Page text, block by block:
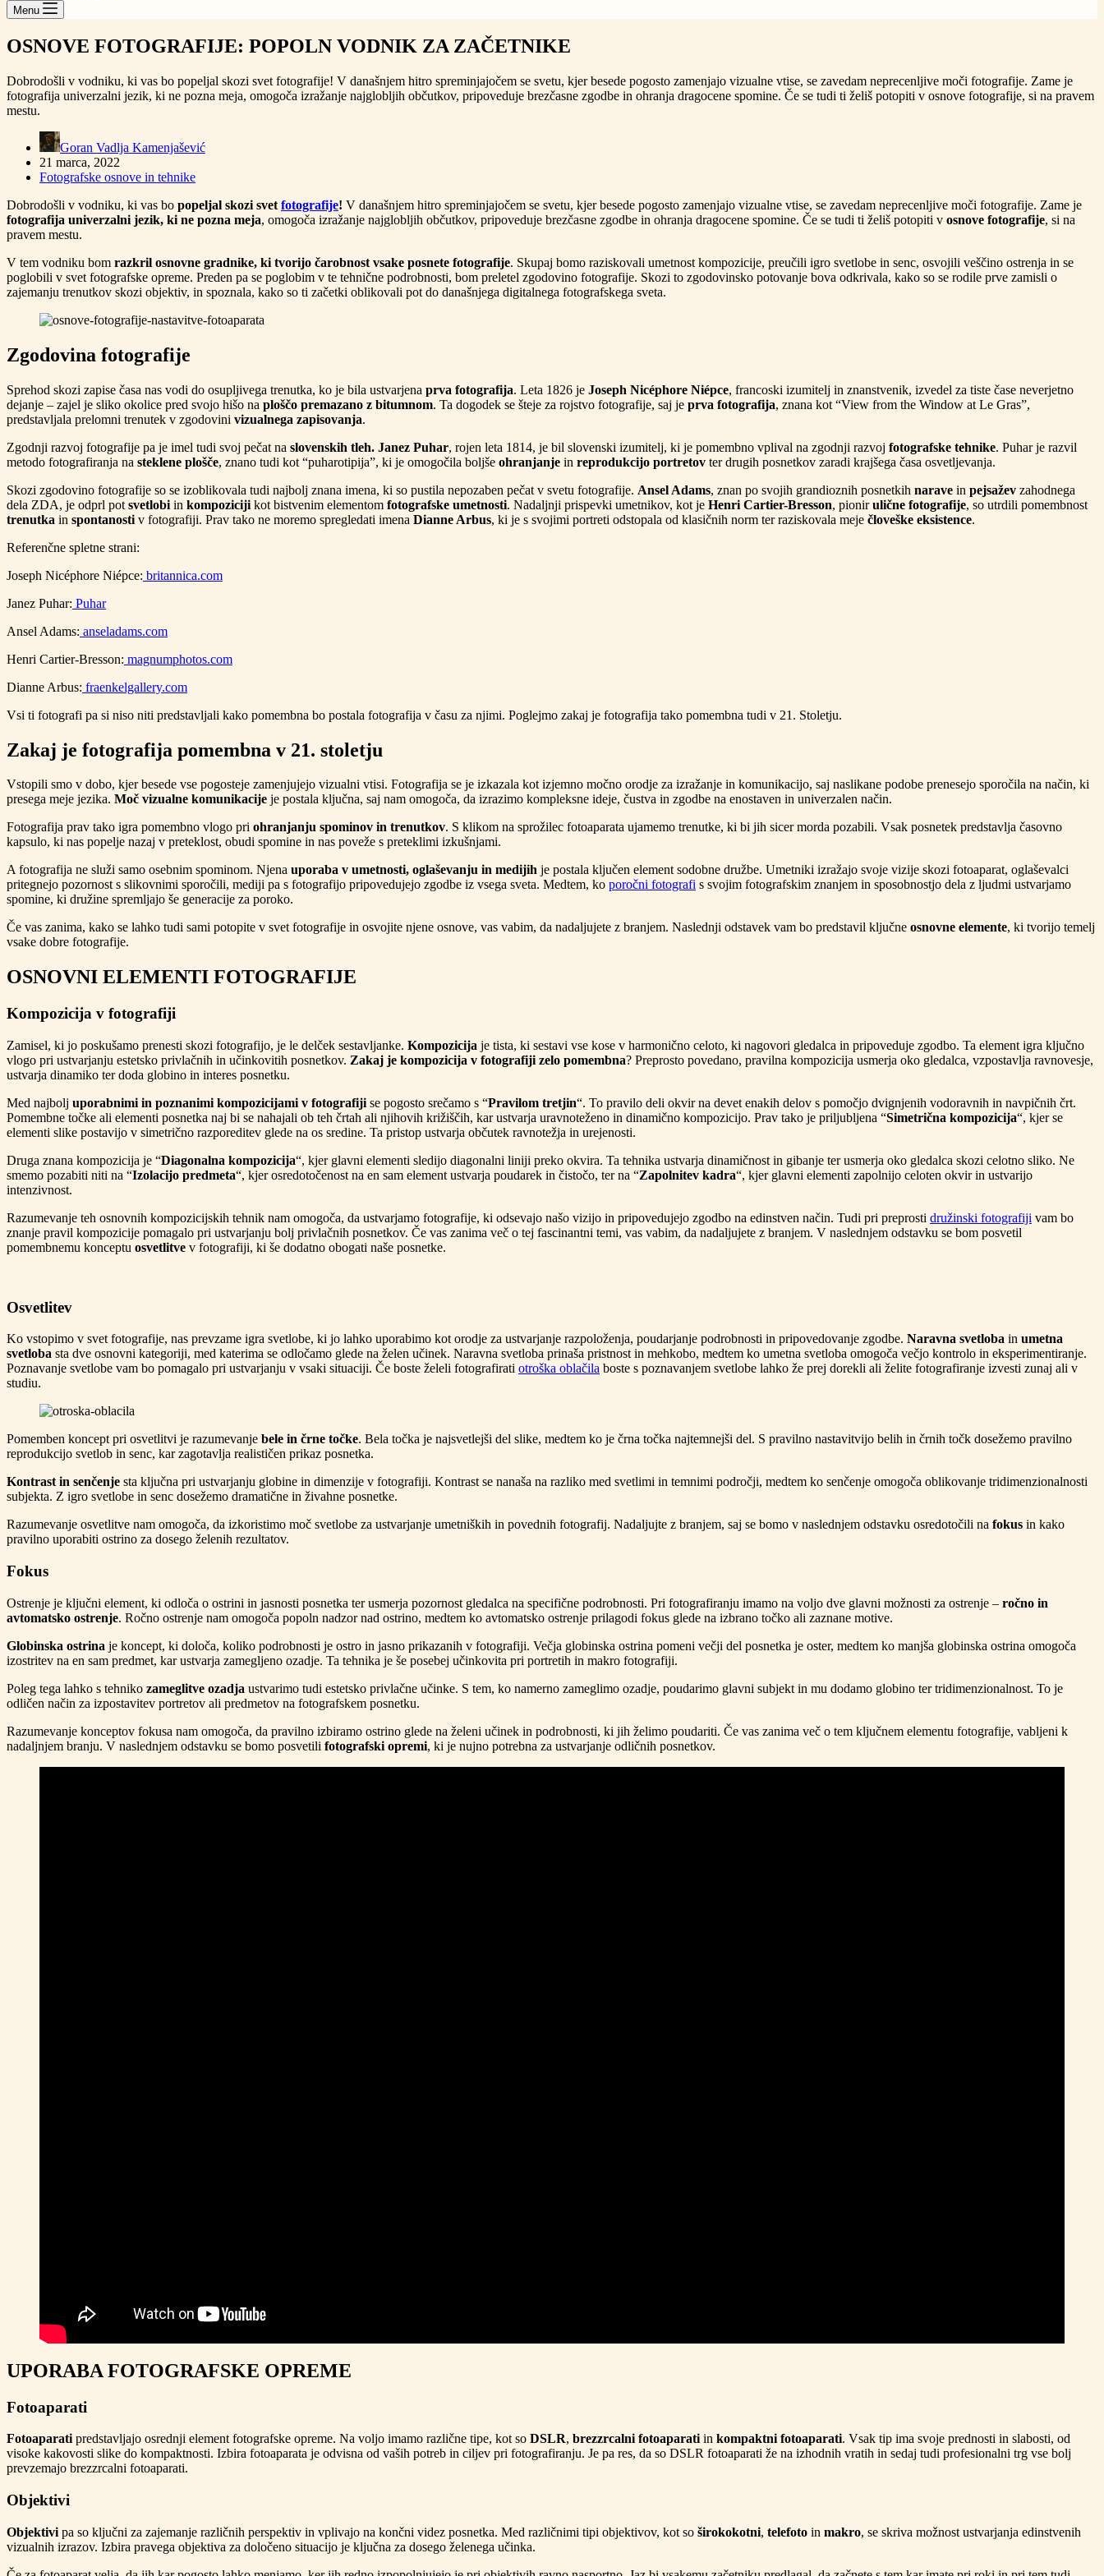
Menu
OSNOVE FOTOGRAFIJE: POPOLN VODNIK ZA ZAČETNIKE
Dobrodošli v vodniku, ki vas bo popeljal skozi svet fotografije! V današnjem hitro spreminjajočem se svetu, kjer besede pogosto zamenjajo vizualne vtise, se zavedam neprecenljive moči fotografije. Zame je
fotografija univerzalni jezik, ki ne pozna meja, omogoča izražanje najglobljih občutkov, pripoveduje brezčasne zgodbe in ohranja dragocene spomine. Če se tudi ti želiš potopiti v osnove fotografije, si na pravem
mestu.
Goran Vadlja Kamenjašević
21 marca, 2022
Fotografske osnove in tehnike
Dobrodošli v vodniku, ki vas bo popeljal skozi svet fotografije! V današnjem hitro spreminjajočem se svetu, kjer besede pogosto zamenjajo vizualne vtise, se zavedam neprecenljive moči fotografije. Zame je
fotografija univerzalni jezik, ki ne pozna meja, omogoča izražanje najglobljih občutkov, pripoveduje brezčasne zgodbe in ohranja dragocene spomine. Če se tudi ti želiš potopiti v osnove fotografije, si na
pravem mestu.
V tem vodniku bom razkril osnovne gradnike, ki tvorijo čarobnost vsake posnete fotografije. Skupaj bomo raziskovali umetnost kompozicije, preučili igro svetlobe in senc, osvojili veščino ostrenja in se
poglobili v svet fotografske opreme. Preden pa se poglobim v te tehnične podrobnosti, bom preletel zgodovino fotografije. Skozi to zgodovinsko potovanje bova odkrivala, kako so se rodile prve zamisli o
zajemanju trenutkov skozi objektiv, in spoznala, kako so ti začetki oblikovali pot do današnjega digitalnega fotografskega sveta.
Zgodovina fotografije
Sprehod skozi zapise časa nas vodi do osupljivega trenutka, ko je bila ustvarjena prva fotografija. Leta 1826 je Joseph Nicéphore Niépce, francoski izumitelj in znanstvenik, izvedel za tiste čase neverjetno
dejanje – zajel je sliko okolice pred svojo hišo na ploščo premazano z bitumnom. Ta dogodek se šteje za rojstvo fotografije, saj je prva fotografija, znana kot “View from the Window at Le Gras”,
predstavljala prelomni trenutek v zgodovini vizualnega zapisovanja.
Zgodnji razvoj fotografije pa je imel tudi svoj pečat na slovenskih tleh. Janez Puhar, rojen leta 1814, je bil slovenski izumitelj, ki je pomembno vplival na zgodnji razvoj fotografske tehnike. Puhar je razvil
metodo fotografiranja na steklene plošče, znano tudi kot “puharotipija”, ki je omogočila boljše ohranjanje in reprodukcijo portretov ter drugih posnetkov zaradi krajšega časa osvetljevanja.
Skozi zgodovino fotografije so se izoblikovala tudi najbolj znana imena, ki so pustila nepozaben pečat v svetu fotografije. Ansel Adams, znan po svojih grandioznih posnetkih narave in pejsažev zahodnega
dela ZDA, je odprl pot svetlobi in kompoziciji kot bistvenim elementom fotografske umetnosti. Nadaljnji prispevki umetnikov, kot je Henri Cartier-Bresson, pionirulične fotografije, so utrdili pomembnost
trenutka in spontanosti v fotografiji. Prav tako ne moremo spregledati imena Dianne Arbus, ki je s svojimi portreti odstopala od klasičnih norm ter raziskovala meje človeške eksistence.
Referenčne spletne strani:
Joseph Nicéphore Niépce: britannica.com
Janez Puhar: Puhar
Ansel Adams: anseladams.com
Henri Cartier-Bresson: magnumphotos.com
Dianne Arbus: fraenkelgallery.com
Vsi ti fotografi pa si niso niti predstavljali kako pomembna bo postala fotografija v času za njimi. Poglejmo zakaj je fotografija tako pomembna tudi v 21. Stoletju.
Zakaj je fotografija pomembna v 21. stoletju
Vstopili smo v dobo, kjer besede vse pogosteje zamenjujejo vizualni vtisi. Fotografija se je izkazala kot izjemno močno orodje za izražanje in komunikacijo, saj naslikane podobe prenesejo sporočila na način, ki
presega meje jezika. Moč vizualne komunikacije je postala ključna, saj nam omogoča, da izrazimo kompleksne ideje, čustva in zgodbe na enostaven in univerzalen način.
Fotografija prav tako igra pomembno vlogo pri ohranjanju spominov in trenutkov. S klikom na sprožilec fotoaparata ujamemo trenutke, ki bi jih sicer morda pozabili. Vsak posnetek predstavlja časovno
kapsulo, ki nas popelje nazaj v preteklost, obudi spomine in nas poveže s preteklimi izkušnjami.
A fotografija ne služi samo osebnim spominom. Njena uporaba v umetnosti, oglaševanju in medijih je postala ključen element sodobne družbe. Umetniki izražajo svoje vizije skozi fotoaparat, oglaševalci
pritegnejo pozornost s slikovnimi sporočili, mediji pa s fotografijo pripovedujejo zgodbe iz vsega sveta. Medtem, ko poročni fotografi s svojim fotografskim znanjem in sposobnostjo dela z ljudmi ustvarjamo
spomine, ki družine spremljajo še generacije za poroko.
Če vas zanima, kako se lahko tudi sami potopite v svet fotografije in osvojite njene osnove, vas vabim, da nadaljujete z branjem. Naslednji odstavek vam bo predstavil ključne osnovne elemente, ki tvorijo temelj
vsake dobre fotografije.
OSNOVNI ELEMENTI FOTOGRAFIJE
Kompozicija v fotografiji
Zamisel, ki jo poskušamo prenesti skozi fotografijo, je le delček sestavljanke. Kompozicija je tista, ki sestavi vse kose v harmonično celoto, ki nagovori gledalca in pripoveduje zgodbo. Ta element igra ključno
vlogo pri ustvarjanju estetsko privlačnih in učinkovitih posnetkov. Zakaj je kompozicija v fotografiji zelo pomembna? Preprosto povedano, pravilna kompozicija usmerja oko gledalca, vzpostavlja ravnovesje,
ustvarja dinamiko ter doda globino in interes posnetku.
Med najbolj uporabnimi in poznanimi kompozicijami v fotografiji se pogosto srečamo s “Pravilom tretjin“. To pravilo deli okvir na devet enakih delov s pomočjo dvignjenih vodoravnih in navpičnih črt.
Pomembne točke ali elementi posnetka naj bi se nahajali ob teh črtah ali njihovih križiščih, kar ustvarja uravnoteženo in dinamično kompozicijo. Prav tako je priljubljena “Simetrična kompozicija“, kjer se
elementi slike postavijo v simetrično razporeditev glede na os sredine. Ta pristop ustvarja občutek ravnotežja in urejenosti.
Druga znana kompozicija je “Diagonalna kompozicija“, kjer glavni elementi sledijo diagonalni liniji preko okvira. Ta tehnika ustvarja dinamičnost in gibanje ter usmerja oko gledalca skozi celotno sliko. Ne
smemo pozabiti niti na “Izolacijo predmeta“, kjer osredotočenost na en sam element ustvarja poudarek in čistočo, ter na “Zapolnitev kadra“, kjer glavni elementi zapolnijo celoten okvir in ustvarijo
intenzivnost.
Razumevanje teh osnovnih kompozicijskih tehnik nam omogoča, da ustvarjamo fotografije, ki odsevajo našo vizijo in pripovedujejo zgodbo na edinstven način. Tudi pri preprosti družinski fotografiji vam bo
znanje pravil kompozicije pomagalo pri ustvarjanju bolj privlačnih posnetkov. Če vas zanima več o tej fascinantni temi, vas vabim, da nadaljujete z branjem. V naslednjem odstavku se bom posvetil
pomembnemu konceptu osvetlitve v fotografiji, ki še dodatno obogati naše posnetke.
Osvetlitev
Ko vstopimo v svet fotografije, nas prevzame igra svetlobe, ki jo lahko uporabimo kot orodje za ustvarjanje razpoloženja, poudarjanje podrobnosti in pripovedovanje zgodbe. Naravna svetloba in umetna
svetloba sta dve osnovni kategoriji, med katerima se odločamo glede na želen učinek. Naravna svetloba prinaša pristnost in mehkobo, medtem ko umetna svetloba omogoča večjo kontrolo in eksperimentiranje.
Poznavanje svetlobe vam bo pomagalo pri ustvarjanju v vsaki situaciji. Če boste želeli fotografirati otroška oblačila boste s poznavanjem svetlobe lahko že prej dorekli ali želite fotografiranje izvesti zunaj ali v
studiu.
Pomemben koncept pri osvetlitvi je razumevanje bele in črne točke. Bela točka je najsvetlejši del slike, medtem ko je črna točka najtemnejši del. S pravilno nastavitvijo belih in črnih točk dosežemo pravilno
reprodukcijo svetlob in senc, kar zagotavlja realističen prikaz posnetka.
Kontrast in senčenje sta ključna pri ustvarjanju globine in dimenzije v fotografiji. Kontrast se nanaša na razliko med svetlimi in temnimi področji, medtem ko senčenje omogoča oblikovanje tridimenzionalnosti
subjekta. Z igro svetlobe in senc dosežemo dramatične in živahne posnetke.
Razumevanje osvetlitve nam omogoča, da izkoristimo moč svetlobe za ustvarjanje umetniških in povednih fotografij. Nadaljujte z branjem, saj se bomo v naslednjem odstavku osredotočili na fokus in kako
pravilno uporabiti ostrino za dosego želenih rezultatov.
Fokus
Ostrenje je ključni element, ki odloča o ostrini in jasnosti posnetka ter usmerja pozornost gledalca na specifične podrobnosti. Pri fotografiranju imamo na voljo dve glavni možnosti za ostrenje – ročno in
avtomatsko ostrenje. Ročno ostrenje nam omogoča popoln nadzor nad ostrino, medtem ko avtomatsko ostrenje prilagodi fokus glede na izbrano točko ali zaznane motive.
Globinska ostrina je koncept, ki določa, koliko podrobnosti je ostro in jasno prikazanih v fotografiji. Večja globinska ostrina pomeni večji del posnetka je oster, medtem ko manjša globinska ostrina omogoča
izostritev na en sam predmet, kar ustvarja zamegljeno ozadje. Ta tehnika je še posebej učinkovita pri portretih in makro fotografiji.
Poleg tega lahko s tehniko zameglitve ozadja ustvarimo tudi estetsko privlačne učinke. S tem, ko namerno zameglimo ozadje, poudarimo glavni subjekt in mu dodamo globino ter tridimenzionalnost. To je
odličen način za izpostavitev portretov ali predmetov na fotografskem posnetku.
Razumevanje konceptov fokusa nam omogoča, da pravilno izbiramo ostrino glede na želeni učinek in podrobnosti, ki jih želimo poudariti. Če vas zanima več o tem ključnem elementu fotografije, vabljeni k
nadaljnjem branju. V naslednjem odstavku se bomo posvetili fotografski opremi, ki je nujno potrebna za ustvarjanje odličnih posnetkov.
UPORABA FOTOGRAFSKE OPREME
Fotoaparati
Fotoaparati predstavljajo osrednji element fotografske opreme. Na voljo imamo različne tipe, kot so DSLR, brezzrcalni fotoaparati in kompaktni fotoaparati. Vsak tip ima svoje prednosti in slabosti, od
visoke kakovosti slike do kompaktnosti. Izbira fotoaparata je odvisna od vaših potreb in ciljev pri fotografiranju. Je pa res, da so DSLR fotoaparati že na izhodnih vratih in sedaj tudi profesionalni trg vse bolj
prevzemajo brezzrcalni fotoaparati.
Objektivi
Objektivi pa so ključni za zajemanje različnih perspektiv in vplivajo na končni videz posnetka. Med različnimi tipi objektivov, kot so širokokotni, telefoto in makro, se skriva možnost ustvarjanja edinstvenih
vizualnih izrazov. Izbira pravega objektiva za določeno situacijo je ključna za dosego želenega učinka.